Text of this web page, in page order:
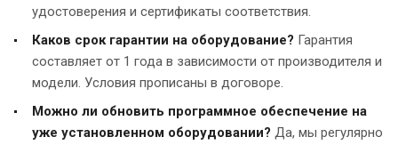
удостоверения и сертификаты соответствия.
Каков срок гарантии на оборудование? Гарантия
составляет от 1 года в зависимости от производителя и
модели. Условия прописаны в договоре.
Можно ли обновить программное обеспечение на
уже установленном оборудовании? Да, мы регулярно